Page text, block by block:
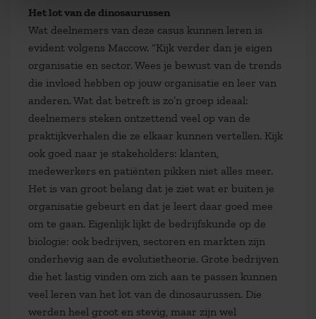
Het lot van de dinosaurussen
Wat deelnemers van deze casus kunnen leren is
evident volgens Maccow. “Kijk verder dan je eigen
organisatie en sector. Wees je bewust van de trends
die invloed hebben op jouw organisatie en leer van
anderen. Wat dat betreft is zo’n groep ideaal:
deelnemers steken ontzettend veel op van de
praktijkverhalen die ze elkaar kunnen vertellen. Kijk
ook goed naar je stakeholders: klanten,
medewerkers en patiënten pikken niet alles meer.
Het is van groot belang dat je ziet wat er buiten je
organisatie gebeurt en dat je leert daar goed mee
om te gaan. Eigenlijk lijkt de bedrijfskunde op de
biologie: ook bedrijven, sectoren en markten zijn
onderhevig aan de evolutietheorie. Grote bedrijven
die het lastig vinden om zich aan te passen kunnen
veel leren van het lot van de dinosaurussen. Die
werden heel groot en stevig, maar zijn wel